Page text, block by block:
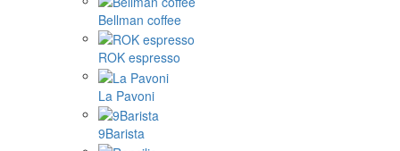
Bellman coffee
ROK espresso
La Pavoni
9Barista